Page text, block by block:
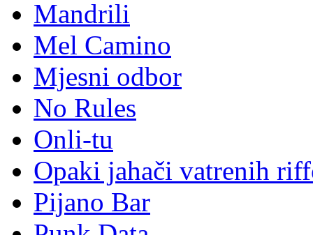
Mandrili
Mel Camino
Mjesni odbor
No Rules
Onli-tu
Opaki jahači vatrenih
Pijano Bar